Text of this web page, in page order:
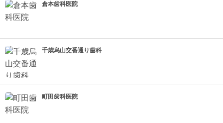
倉本歯科医院
千歳烏山交番通り歯科
町田歯科医院